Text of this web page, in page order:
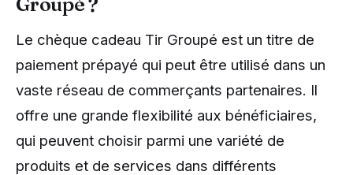
Le chèque cadeau Tir Groupé est un titre de
paiement prépayé qui peut être utilisé dans un
vaste réseau de commerçants partenaires. Il
offre une grande flexibilité aux bénéficiaires,
qui peuvent choisir parmi une variété de
produits et de services dans différents